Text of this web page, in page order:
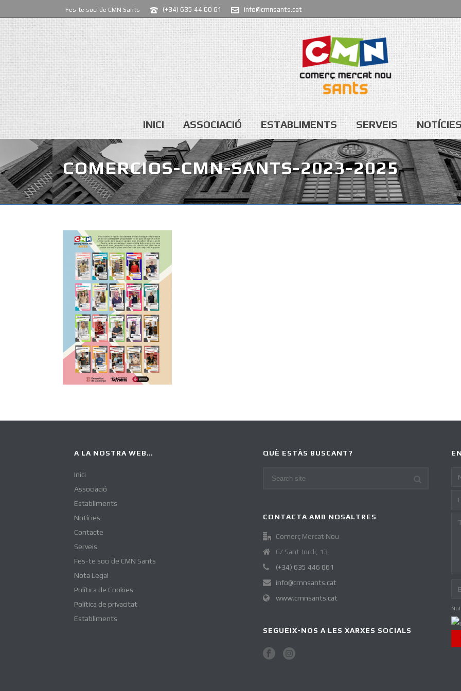
Fes-te soci de CMN Sants (+34) 635 44 60 61 info@cmnsants.cat
INICI ASSOCIACIÓ ESTABLIMENTS SERVEIS NOTÍCIES
COMERCIOS-CMN-SANTS-2023-2025
A LA NOSTRA WEB…
Inici
Associació
Establiments
Notícies
Contacte
Serveis
Fes-te soci de CMN Sants
Nota Legal
Política de Cookies
Política de privacitat
Establiments
QUÈ ESTÀS BUSCANT?
CONTACTA AMB NOSALTRES
Comerç Mercat Nou
C/ Sant Jordi, 13
(+34) 635 446 061
info@cmnsants.cat
www.cmnsants.cat
SEGUEIX-NOS A LES XARXES SOCIALS
Not